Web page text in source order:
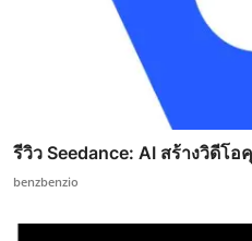
รีวิว Seedance: AI สร้างวิดีโ
benzbenzio